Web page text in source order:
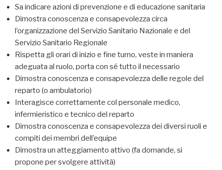
Sa indicare azioni di prevenzione e di educazione sanitaria
Dimostra conoscenza e consapevolezza circa
l’organizzazione del Servizio Sanitario Nazionale e del
Servizio Sanitario Regionale
Rispetta gli orari di inizio e fine turno, veste in maniera
adeguata al ruolo, porta con sé tutto il necessario
Dimostra conoscenza e consapevolezza delle regole del
reparto (o ambulatorio)
Interagisce correttamente col personale medico,
infermieristico e tecnico del reparto
Dimostra conoscenza e consapevolezza dei diversi ruoli e
compiti dei membri dell’equipe
Dimostra un atteggiamento attivo (fa domande, si
propone per svolgere attività)